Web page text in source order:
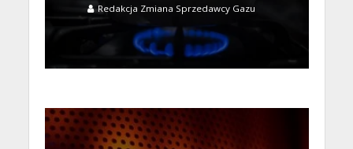
Redakcja Zmiana Sprzedawcy Gazu